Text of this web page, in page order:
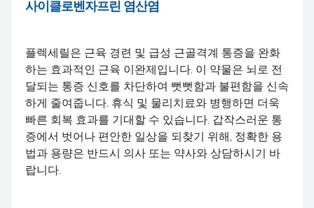
사이클로벤자프린 염산염
플렉세릴은 근육 경련 및 급성 근골격계 통증을 완화
하는 효과적인 근육 이완제입니다. 이 약물은 뇌로 전
달되는 통증 신호를 차단하여 뻣뻣함과 불편함을 신속
하게 줄여줍니다. 휴식 및 물리치료와 병행하면 더욱
빠른 회복 효과를 기대할 수 있습니다. 갑작스러운 통
증에서 벗어나 편안한 일상을 되찾기 위해, 정확한 용
법과 용량은 반드시 의사 또는 약사와 상담하시기 바
랍니다.